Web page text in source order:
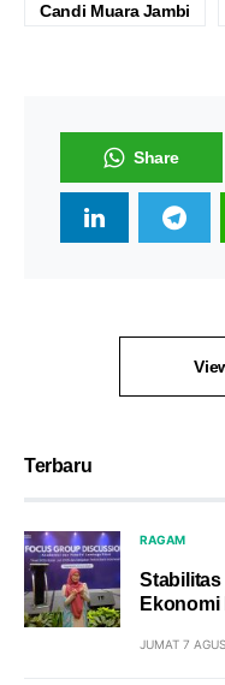
Candi Muara Jambi
Share
Terbaru
RAGAM
Ekonomi
JUMAT 7